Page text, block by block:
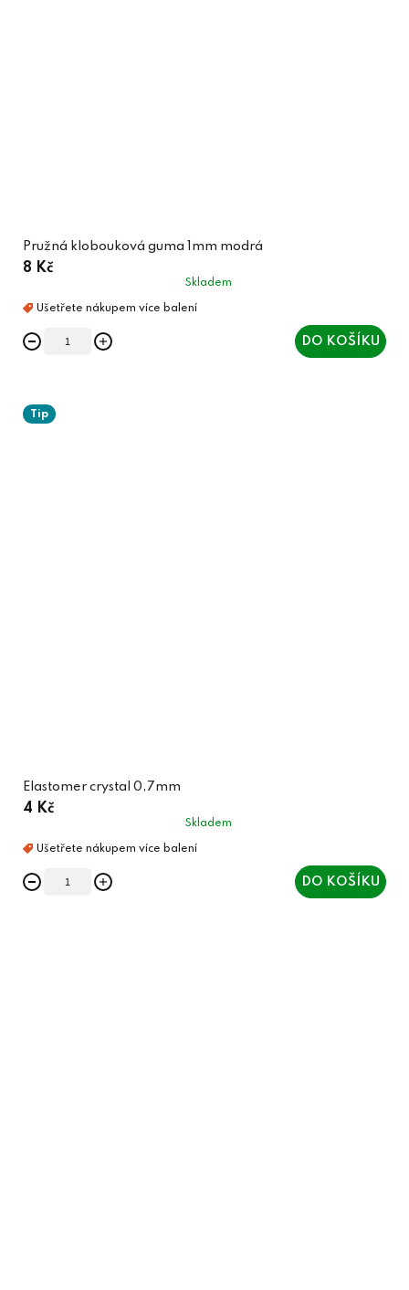
Pružná klobouková guma 1mm modrá
8 Kč
Skladem
DO KOŠÍKU
Tip
Elastomer crystal 0,7mm
4 Kč
Skladem
DO KOŠÍKU